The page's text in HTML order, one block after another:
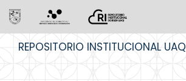
REPOSITORIO INSTITUCIONAL UAQ